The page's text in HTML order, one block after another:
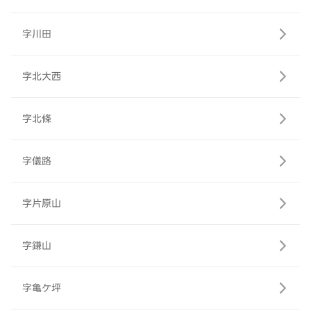
字川田
字北大西
字北條
字儀路
字片原山
字鎌山
字亀ケ坪